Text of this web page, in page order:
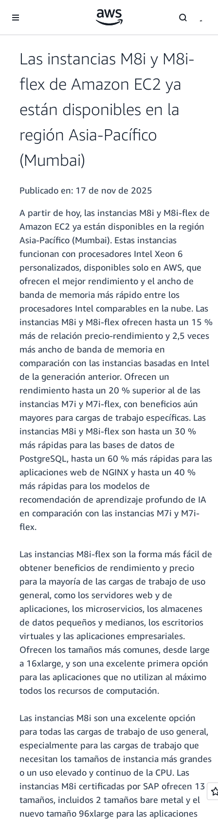
Las instancias M8i y M8i-
flex de Amazon EC2 ya
están disponibles en la
región Asia-Pacífico
(Mumbai)
Publicado en: 17 de nov de 2025
A partir de hoy, las instancias M8i y M8i-flex de
Amazon EC2 ya están disponibles en la región
Asia-Pacífico (Mumbai). Estas instancias
funcionan con procesadores Intel Xeon 6
personalizados, disponibles solo en AWS, que
ofrecen el mejor rendimiento y el ancho de
banda de memoria más rápido entre los
procesadores Intel comparables en la nube. Las
instancias M8i y M8i-flex ofrecen hasta un 15 %
más de relación precio-rendimiento y 2,5 veces
más ancho de banda de memoria en
comparación con las instancias basadas en Intel
de la generación anterior. Ofrecen un
rendimiento hasta un 20 % superior al de las
instancias M7i y M7i-flex, con beneficios aún
mayores para cargas de trabajo específicas. Las
instancias M8i y M8i-flex son hasta un 30 %
más rápidas para las bases de datos de
PostgreSQL, hasta un 60 % más rápidas para las
aplicaciones web de NGINX y hasta un 40 %
más rápidas para los modelos de
recomendación de aprendizaje profundo de IA
en comparación con las instancias M7i y M7i-
flex.
Las instancias M8i-flex son la forma más fácil de
obtener beneficios de rendimiento y precio
para la mayoría de las cargas de trabajo de uso
general, como los servidores web y de
aplicaciones, los microservicios, los almacenes
de datos pequeños y medianos, los escritorios
virtuales y las aplicaciones empresariales.
Ofrecen los tamaños más comunes, desde large
a 16xlarge, y son una excelente primera opción
para las aplicaciones que no utilizan al máximo
todos los recursos de computación.
Las instancias M8i son una excelente opción
para todas las cargas de trabajo de uso general,
especialmente para las cargas de trabajo que
necesitan los tamaños de instancia más grandes
o un uso elevado y continuo de la CPU. Las
instancias M8i certificadas por SAP ofrecen 13
tamaños, incluidos 2 tamaños bare metal y el
nuevo tamaño 96xlarge para las aplicaciones